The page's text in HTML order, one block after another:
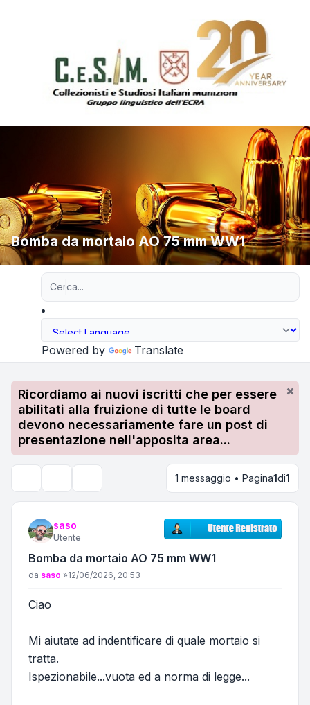
Bomba da mortaio AO 75 mm WW1
Powered by Translate
Ricordiamo ai nuovi iscritti che per essere
abilitati alla fruizione di tutte le board
devono necessariamente fare un post di
presentazione nell'apposita area...
1 messaggio • Pagina1di1
saso
Utente
Bomba da mortaio AO 75 mm WW1
Messaggio
da saso »12/06/2026, 20:53
Ciao
Mi aiutate ad indentificare di quale mortaio si
tratta.
Ispezionabile...vuota ed a norma di legge...